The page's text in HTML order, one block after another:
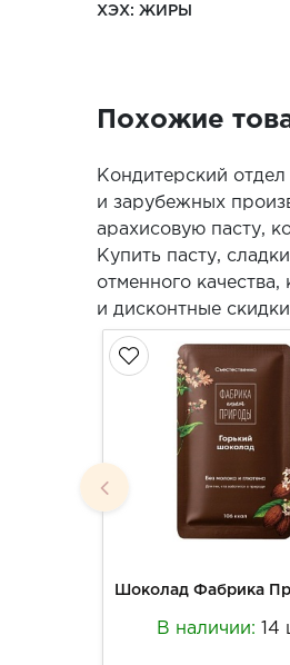
ХЭХ: ЖИРЫ
Похожие
Кондитерский
и зарубежных
арахисовую пасту,
Купить пасту,
отменного
и дисконтные
В наличии: 14